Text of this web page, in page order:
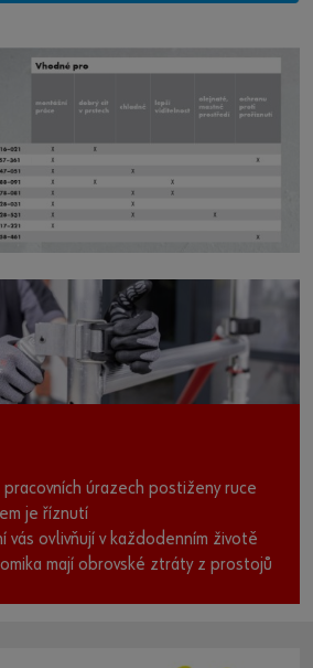
pracovních úrazech postiženy ruce
je říznutí
vás ovlivňují v každodenním životě
mají obrovské ztráty z prostojů